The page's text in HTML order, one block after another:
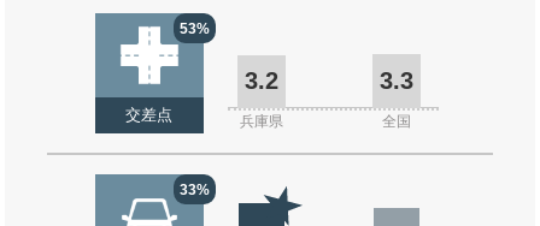
53%
交差点
3.2 3.3
兵庫県 全国
33%